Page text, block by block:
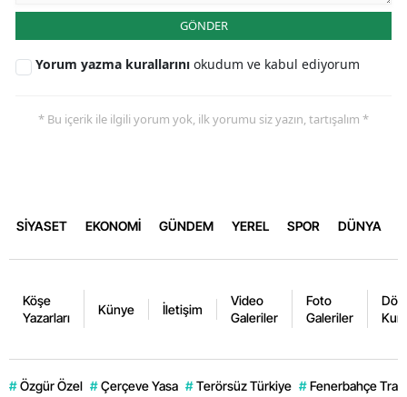
GÖNDER
Yorum yazma kurallarını okudum ve kabul ediyorum
* Bu içerik ile ilgili yorum yok, ilk yorumu siz yazın, tartışalım *
SİYASET EKONOMİ GÜNDEM YEREL SPOR DÜNYA
Köşe
Yazarları
Künye İletişim
Video
Galeriler
Foto
Galeriler
# Özgür Özel # Çerçeve Yasa # Terörsüz Türkiye # Fenerbahçe